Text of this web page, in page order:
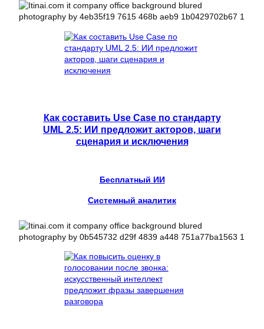
Как составить Use Case по стандарту
UML 2.5: ИИ предложит акторов, шаги
сценария и исключения
Бесплатный ИИ
Системный аналитик